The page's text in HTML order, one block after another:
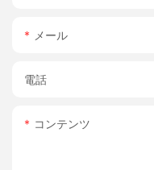
メール
電話
コンテンツ